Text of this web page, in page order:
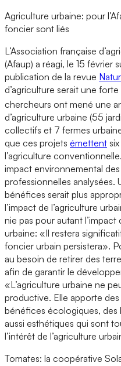
Agriculture urbaine: pour
foncier sont liés
L’Association française
(Afaup) a réagi, le 15 février
publication de la revue
d’agriculture serait une
chercheurs ont mené une
d’agriculture urbaine (55
collectifs et 7 fermes
que ces projets émettent
l’agriculture
impact environnemental
professionnelles analysées.
bénéfices serait plus
l’impact de l’agriculture
nie pas pour autant
urbaine: «Il restera
foncier urbain persistera».
au besoin de retirer des
afin de garantir le
«L’agriculture urbaine ne
productive. Elle apporte
bénéfices écologiques,
aussi esthétiques qui sont
l’intérêt de l’agriculture
Tomates: la coopérative